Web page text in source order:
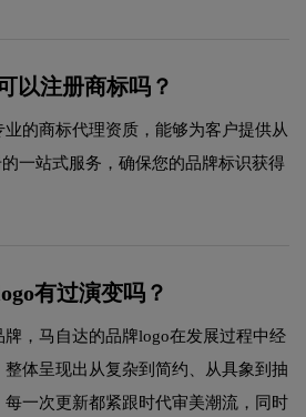
以注册商标吗？
的商标代理资质，能够为客户提供从
一站式服务，确保您的品牌标识获得
有过演变吗？
，马自达的品牌logo在发展过程中经
体呈现出从复杂到简约、从具象到抽
一次更新都紧跟时代审美潮流，同时